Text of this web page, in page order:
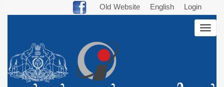
Old Website English Login